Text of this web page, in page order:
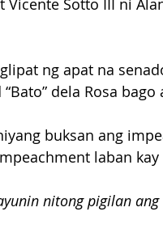
Sotto III ni
ng apat na
dela Rosa bago
buksan ang
laban
nitong pigilan